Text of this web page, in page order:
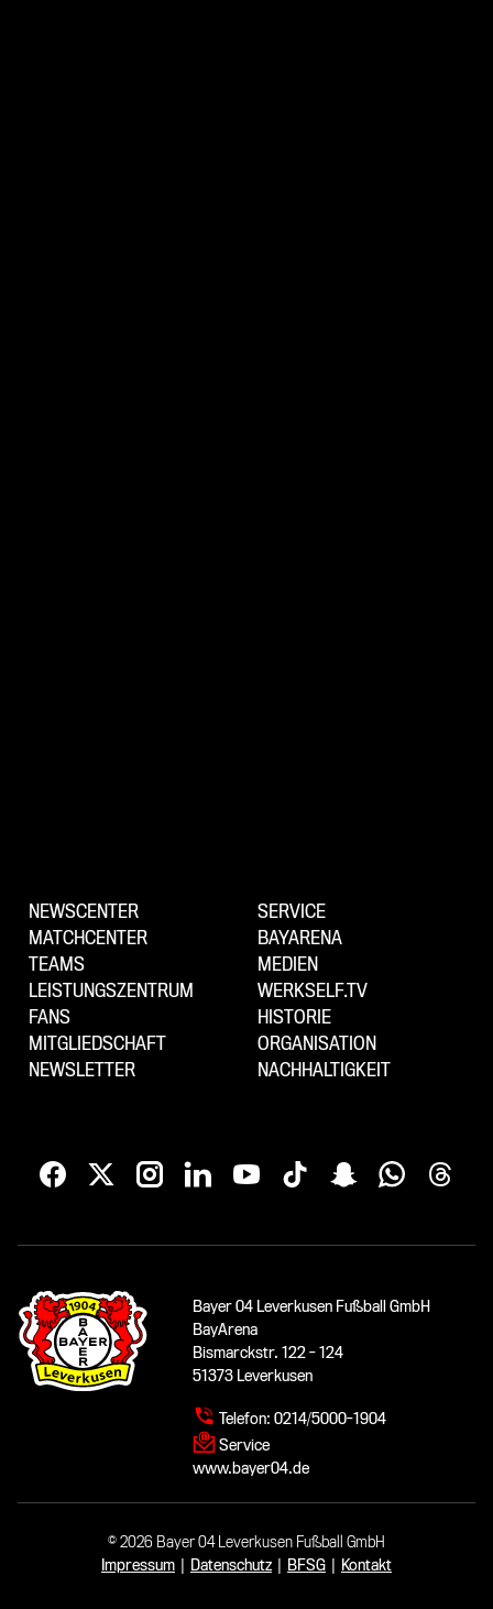
NEWSCENTER
MATCHCENTER
TEAMS
LEISTUNGSZENTRUM
FANS
MITGLIEDSCHAFT
NEWSLETTER
SERVICE
BAYARENA
MEDIEN
WERKSELF.TV
HISTORIE
ORGANISATION
NACHHALTIGKEIT
Bayer 04 Leverkusen Fußball GmbH
BayArena
Bismarckstr. 122 - 124
51373 Leverkusen
Telefon: 0214/5000-1904
Service
www.bayer04.de
© 2026 Bayer 04 Leverkusen Fußball GmbH
Impressum
Datenschutz BFSG Kontakt